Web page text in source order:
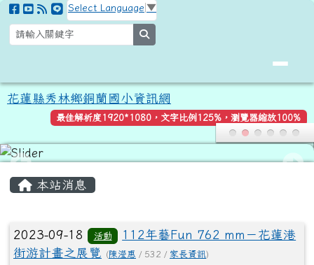
跳至主內容區
花蓮縣秀林鄉銅蘭國小資訊網
Select Language ▼
花蓮縣秀林鄉銅蘭國小資訊網
最佳解析度1920*1080，文字比例125%，瀏覽器縮放100%
本站消息
文章列表
2023-09-18 活動
112年藝Fun 762 mm－花蓮港
街游計畫之展覽
(陳瀅惠 / 532 / 家長資訊)